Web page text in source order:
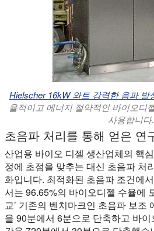
Hielscher 16kW 와트 강력한 음파 발
율적이고 에너지 절약적인 바이오디
사용합니다.
초음파 처리를 통해 얻은 연
산업용 바이오 디젤 생산업체의 핵
정에 초점을 맞추는 대신 초음파 처
화입니다. 최적화된 초음파 조건에
서는 96.65%의 바이오디젤 수율에
교’ 기존의 벤치마크인 초음파 보조
을 90분에서 6분으로 단축하고 바